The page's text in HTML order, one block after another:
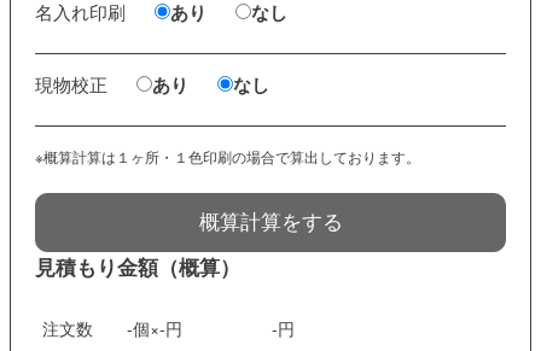
名入れ印刷 あり なし
現物校正 あり なし
※概算計算は１ヶ所・１色印刷の場合で算出しております。
概算計算をする
見積もり金額（概算）
注文数 -個×-円 -円